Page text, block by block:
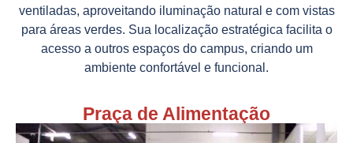
ventiladas, aproveitando iluminação natural e com vistas
para áreas verdes. Sua localização estratégica facilita o
acesso a outros espaços do campus, criando um
ambiente confortável e funcional.
Praça de Alimentação